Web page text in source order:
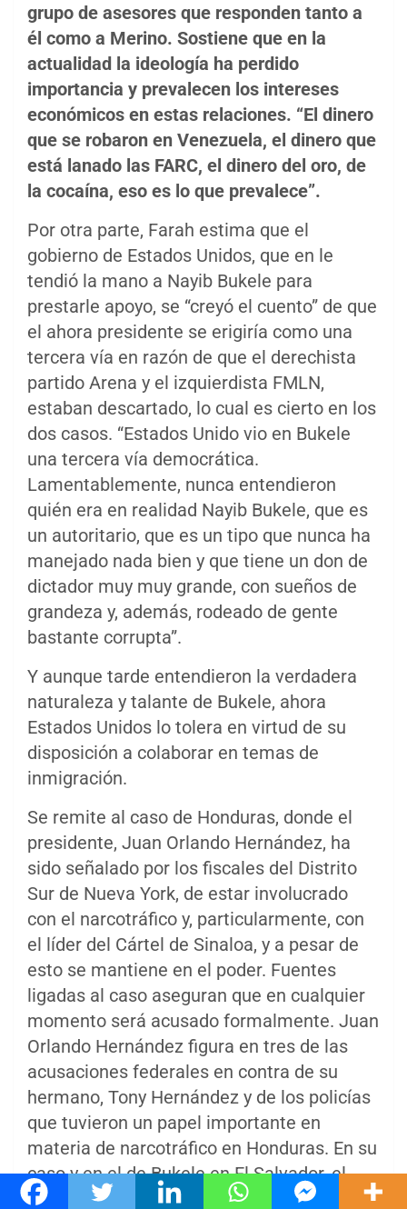
grupo de asesores que responden tanto a
él como a Merino. Sostiene que en la
actualidad la ideología ha perdido
importancia y prevalecen los intereses
económicos en estas relaciones. “El dinero
que se robaron en Venezuela, el dinero que
está lanado las FARC, el dinero del oro, de
la cocaína, eso es lo que prevalece”.
Por otra parte, Farah estima que el
gobierno de Estados Unidos, que en le
tendió la mano a Nayib Bukele para
prestarle apoyo, se “creyó el cuento” de que
el ahora presidente se erigiría como una
tercera vía en razón de que el derechista
partido Arena y el izquierdista FMLN,
estaban descartado, lo cual es cierto en los
dos casos. “Estados Unido vio en Bukele
una tercera vía democrática.
Lamentablemente, nunca entendieron
quién era en realidad Nayib Bukele, que es
un autoritario, que es un tipo que nunca ha
manejado nada bien y que tiene un don de
dictador muy muy grande, con sueños de
grandeza y, además, rodeado de gente
bastante corrupta”.
Y aunque tarde entendieron la verdadera
naturaleza y talante de Bukele, ahora
Estados Unidos lo tolera en virtud de su
disposición a colaborar en temas de
inmigración.
Se remite al caso de Honduras, donde el
presidente, Juan Orlando Hernández, ha
sido señalado por los fiscales del Distrito
Sur de Nueva York, de estar involucrado
con el narcotráfico y, particularmente, con
el líder del Cártel de Sinaloa, y a pesar de
esto se mantiene en el poder. Fuentes
ligadas al caso aseguran que en cualquier
momento será acusado formalmente. Juan
Orlando Hernández figura en tres de las
acusaciones federales en contra de su
hermano, Tony Hernández y de los policías
que tuvieron un papel importante en
materia de narcotráfico en Honduras. En su
caso y en el de Bukele en El Salvador, el
gobierno estadounidense ha mostrado